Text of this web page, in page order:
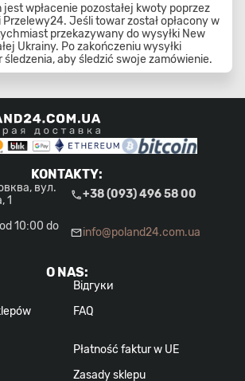
jest wpłacenie pozostałej kwoty poprzez
Jeśli towar został opłacony w
przekazywany do wysyłki New
Ukrainy. Po zakończeniu wysyłki
aby śledzić swoje zamówienie.
O NAS:
Відгуки
FAQ
Płatność faktur w UE
Zasady sklepu
KONTAKTY:
вул.
1
10:00 do
+38 (093) 496 58 00
info@poland24.com.ua